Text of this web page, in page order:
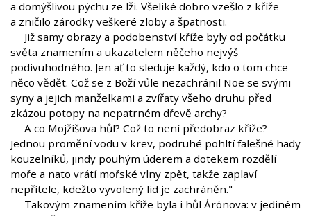
a domýšlivou pýchu ze lži. Všeliké dobro vzešlo z kříže
a zničilo zárodky veškeré zloby a špatnosti.
Již samy obrazy a podobenství kříže byly od počátku
světa znamením a ukazatelem něčeho nejvýš
podivuhodného. Jen ať to sleduje každý, kdo o tom chce
něco vědět. Což se z Boží vůle nezachránil Noe se svými
syny a jejich manželkami a zvířaty všeho druhu před
zkázou potopy na nepatrném dřevě archy?
A co Mojžíšova hůl? Což to není předobraz kříže?
Jednou promění vodu v krev, podruhé pohltí falešné hady
kouzelníků, jindy pouhým úderem a dotekem rozdělí
moře a nato vrátí mořské vlny zpět, takže zaplaví
nepřítele, kdežto vyvolený lid je zachráněn."
Takovým znamením kříže byla i hůl Árónova: v jediném